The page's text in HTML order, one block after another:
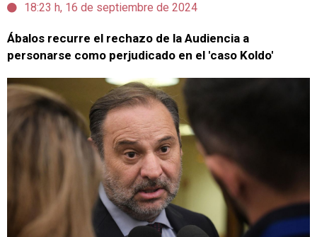
18:23 h, 16 de septiembre de 2024
Ábalos recurre el rechazo de la Audiencia a
personarse como perjudicado en el 'caso Koldo'